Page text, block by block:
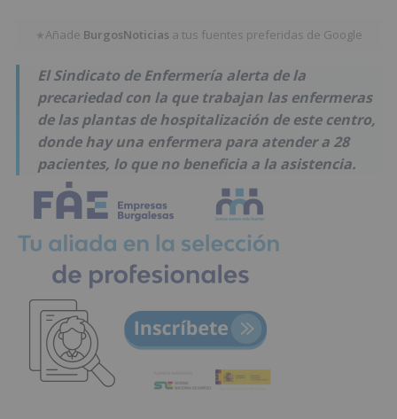
★Añade BurgosNoticias a tus fuentes preferidas de Google
El Sindicato de Enfermería alerta de la
precariedad con la que trabajan las enfermeras
de las plantas de hospitalización de este centro,
donde hay una enfermera para atender a 28
pacientes, lo que no beneficia a la asistencia.